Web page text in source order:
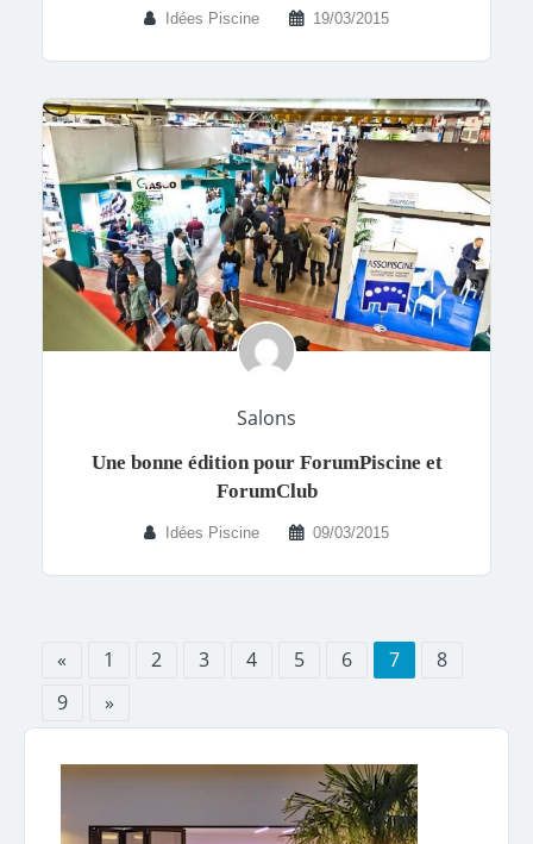
Idées Piscine 19/03/2015
Salons
Une bonne édition pour ForumPiscine et
ForumClub
Idées Piscine 09/03/2015
« 1 2 3 4 5 6 7
8
9
»